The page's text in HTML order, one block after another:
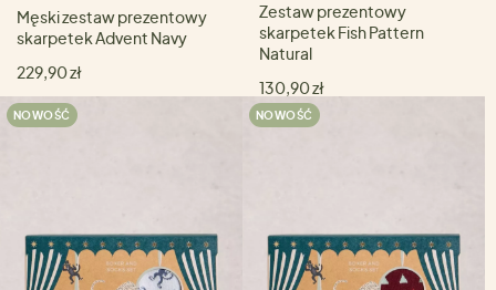
Męski zestaw prezentowy
skarpetek Advent Navy
229,90 zł
Zestaw prezentowy
skarpetek Fish Pattern
Natural
130,90 zł
NOWOŚĆ NOWOŚĆ